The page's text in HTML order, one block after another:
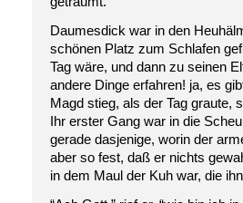
Daumesdick war in den
schönen Platz zum Schlafen
Tag wäre, und dann zu seinen
andere Dinge erfahren! ja, es
Magd stieg, als der Tag graute,
Ihr erster Gang war in die
gerade dasjenige, worin der
aber so fest, daß er nichts
in dem Maul der Kuh war, die